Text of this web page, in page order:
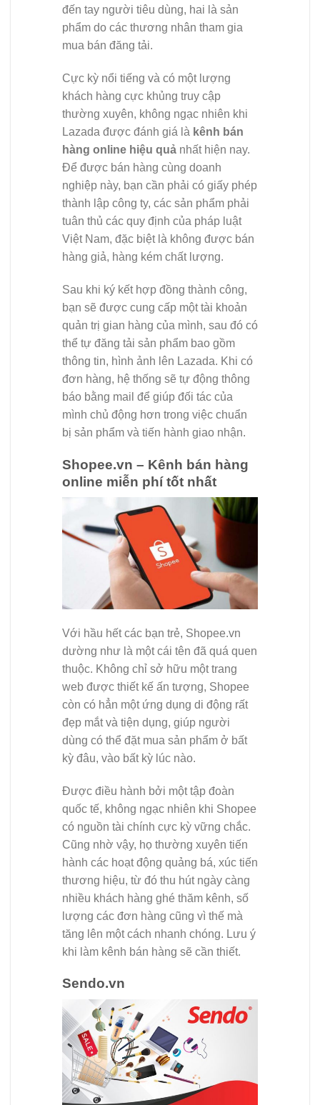
đến tay người tiêu dùng, hai là sản
phẩm do các thương nhân tham gia
mua bán đăng tải.
Cực kỳ nổi tiếng và có một lượng
khách hàng cực khủng truy cập
thường xuyên, không ngạc nhiên khi
Lazada được đánh giá là kênh bán
hàng online hiệu quả nhất hiện nay.
Để được bán hàng cùng doanh
nghiệp này, bạn cần phải có giấy phép
thành lập công ty, các sản phẩm phải
tuân thủ các quy định của pháp luật
Việt Nam, đặc biệt là không được bán
hàng giả, hàng kém chất lượng.
Sau khi ký kết hợp đồng thành công,
bạn sẽ được cung cấp một tài khoản
quản trị gian hàng của mình, sau đó có
thể tự đăng tải sản phẩm bao gồm
thông tin, hình ảnh lên Lazada. Khi có
đơn hàng, hệ thống sẽ tự động thông
báo bằng mail để giúp đối tác của
mình chủ động hơn trong việc chuẩn
bị sản phẩm và tiến hành giao nhận.
Shopee.vn – Kênh bán hàng
online miễn phí tốt nhất
Với hầu hết các bạn trẻ, Shopee.vn
dường như là một cái tên đã quá quen
thuộc. Không chỉ sở hữu một trang
web được thiết kế ấn tượng, Shopee
còn có hẳn một ứng dụng di động rất
đẹp mắt và tiện dụng, giúp người
dùng có thể đặt mua sản phẩm ở bất
kỳ đâu, vào bất kỳ lúc nào.
Được điều hành bởi một tập đoàn
quốc tế, không ngạc nhiên khi Shopee
có nguồn tài chính cực kỳ vững chắc.
Cũng nhờ vậy, họ thường xuyên tiến
hành các hoạt động quảng bá, xúc tiến
thương hiệu, từ đó thu hút ngày càng
nhiều khách hàng ghé thăm kênh, số
lượng các đơn hàng cũng vì thế mà
tăng lên một cách nhanh chóng. Lưu ý
khi làm kênh bán hàng sẽ cần thiết.
Sendo.vn